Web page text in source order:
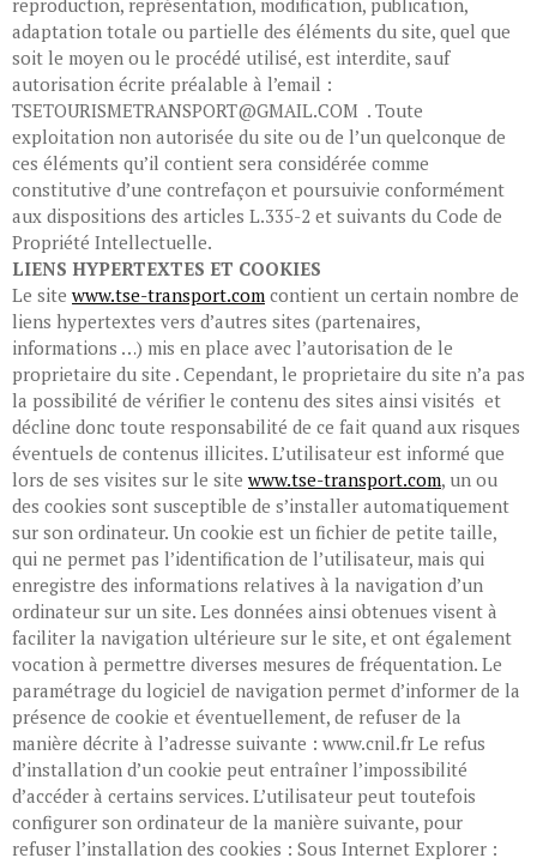
reproduction, représentation, modification, publication,
adaptation totale ou partielle des éléments du site, quel que
soit le moyen ou le procédé utilisé, est interdite, sauf
autorisation écrite préalable à l’email :
TSETOURISMETRANSPORT@GMAIL.COM . Toute
exploitation non autorisée du site ou de l’un quelconque de
ces éléments qu’il contient sera considérée comme
constitutive d’une contrefaçon et poursuivie conformément
aux dispositions des articles L.335-2 et suivants du Code de
Propriété Intellectuelle.
LIENS HYPERTEXTES ET COOKIES
Le site www.tse-transport.com contient un certain nombre de
liens hypertextes vers d’autres sites (partenaires,
informations …) mis en place avec l’autorisation de le
proprietaire du site . Cependant, le proprietaire du site n’a pas
la possibilité de vérifier le contenu des sites ainsi visités et
décline donc toute responsabilité de ce fait quand aux risques
éventuels de contenus illicites. L’utilisateur est informé que
lors de ses visites sur le site www.tse-transport.com, un ou
des cookies sont susceptible de s’installer automatiquement
sur son ordinateur. Un cookie est un fichier de petite taille,
qui ne permet pas l’identification de l’utilisateur, mais qui
enregistre des informations relatives à la navigation d’un
ordinateur sur un site. Les données ainsi obtenues visent à
faciliter la navigation ultérieure sur le site, et ont également
vocation à permettre diverses mesures de fréquentation. Le
paramétrage du logiciel de navigation permet d’informer de la
présence de cookie et éventuellement, de refuser de la
manière décrite à l’adresse suivante : www.cnil.fr Le refus
d’installation d’un cookie peut entraîner l’impossibilité
d’accéder à certains services. L’utilisateur peut toutefois
configurer son ordinateur de la manière suivante, pour
refuser l’installation des cookies : Sous Internet Explorer :